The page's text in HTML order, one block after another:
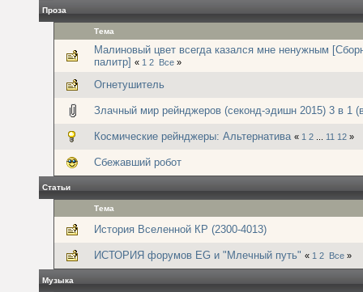
Проза
Тема
Малиновый цвет всегда казался мне ненужным
палитр] « 1 2 Все »
Огнетушитель
Злачный мир рейнджеров (секонд-эдишн 2015) 3 в 1
Космические рейнджеры: Альтернатива « 1 2 11 12 »
Сбежавший робот
Статьи
Тема
История Вселенной КР (2300-4013)
ИСТОРИЯ форумов EG и "Млечный путь" « 1 2 Все »
Музыка